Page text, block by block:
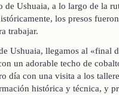
de Ushuaia, a lo largo de la
los presos
trabajar.
Ushuaia, llegamos al «final
un adorable techo de
día con una visita a los
histórica y técnica, y